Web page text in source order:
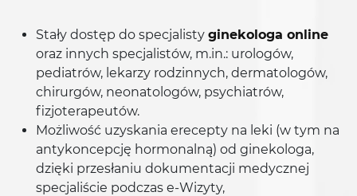
Stały dostęp do specjalisty ginekologa online
oraz innych specjalistów, m.in.: urologów,
pediatrów, lekarzy rodzinnych, dermatologów,
chirurgów, neonatologów, psychiatrów,
fizjoterapeutów.
Możliwość uzyskania erecepty na leki (w tym na
antykoncepcję hormonalną) od ginekologa,
dzięki przesłaniu dokumentacji medycznej
specjaliście podczas e-Wizyty,